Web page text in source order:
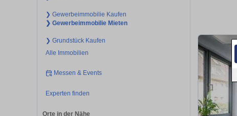
❯ Gewerbeimmobilie Kaufen
❯ Gewerbeimmobilie Mieten
❯ Grundstück Kaufen
Alle Immobilien
Messen & Events
Experten finden
Orte in der Nähe